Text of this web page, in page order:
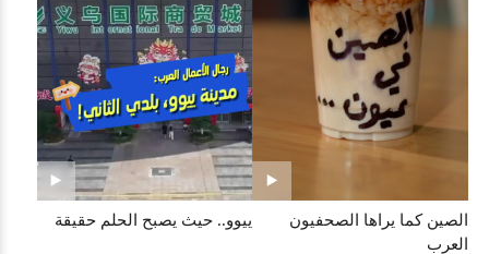
الصين كما يراها الصحفيون
العرب
ييوو.. حيث يصبح الحلم حقيقة